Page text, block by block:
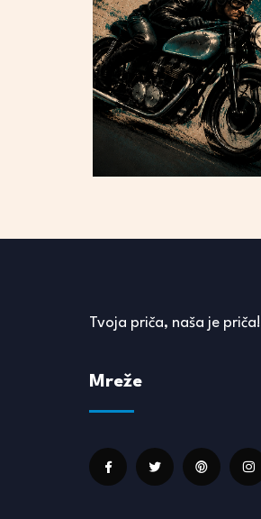
Tvoja priča, naša je priča!
Mreže